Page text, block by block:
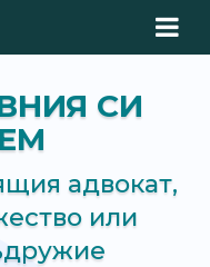
СИ
адвокат,
или